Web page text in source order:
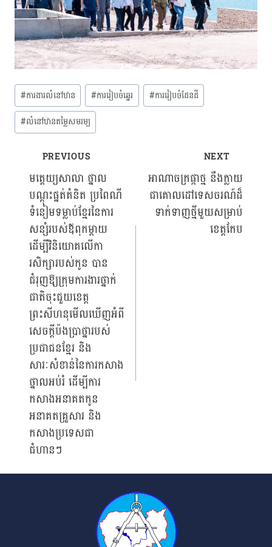
Post
Tags:
#ការងារលំនៅឋាន #ការរៀបចំឆ្នេរ #ការរៀបចំដែនដី
#លំនៅឋានតម្លៃសមរម្យ
Post
navigation
PREVIOUS
មត្តេយ្យសាលា ថ្នាល
បណ្តុះផ្នត់គំនិត ប្រពៃណី
ទំនៀមទម្លាប់ខ្មែរនៃការ
សន្សំរបស់ឪពុកម្តាយ
ដើម្បីវិនិយោគលើកា
រសិក្សារបស់កូន បាន
ជំរុញឱ្យក្រុមការងារថ្នាក់
ជាតិចុះជួយខេត្ត
ព្រះសីហនុមើលឃើញអំពី
សេចក្តីប៉ងប្រាថ្នារបស់
ប្រជាជនខ្មែរ និង
សារៈសំខាន់នៃការកសាង
ថ្នាលអប់រំ ដើម្បីការ
កសាងអនាគតកូន
អនាគតគ្រួសារ និង
កសាងប្រទេសជា
ជំហានៗ
NEXT
អាណាចក្រផ្កាថ្ម នឹងក្លាយ
ជាគោលដៅទេសចរណ៍ដ៏
ទាក់ទាញថ្មីមួយសម្រាប់
ខេត្តកែប